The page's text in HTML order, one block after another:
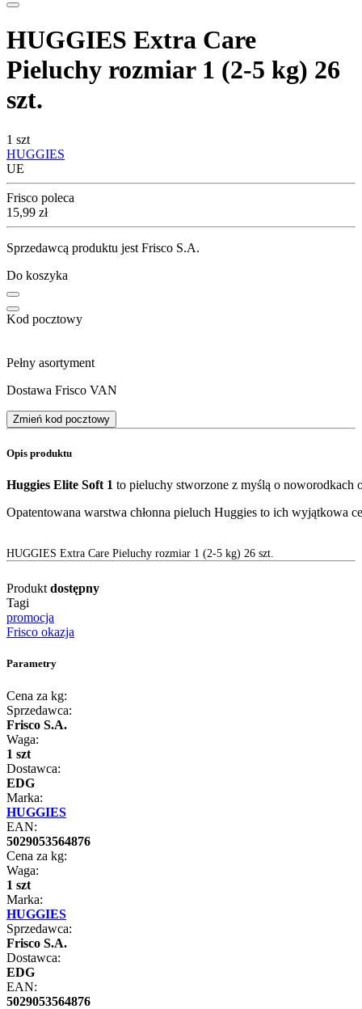
HUGGIES Extra Care
Pieluchy rozmiar 1 (2-5 kg) 26
szt.
1 szt
HUGGIES
UE
Frisco poleca
Cena
15,99 zł
Sprzedawcą produktu jest Frisco S.A.
Do koszyka
Kod pocztowy
Pełny asortyment
Dostawa Frisco VAN
Zmień kod pocztowy
Opis produktu
Huggies Elite Soft 1 to pieluchy stworzone z myślą o noworodkach
Opatentowana warstwa chłonna pieluch Huggies to ich wyjątkowa
HUGGIES Extra Care Pieluchy rozmiar 1 (2-5 kg) 26 szt.
Produkt dostępny
Tagi
promocja
Frisco okazja
Parametry
Cena za kg:
Sprzedawca:
Frisco S.A.
Waga:
1 szt
Dostawca:
EDG
Marka:
HUGGIES
EAN:
5029053564876
Cena za kg:
Waga:
1 szt
Marka:
HUGGIES
Sprzedawca:
Frisco S.A.
Dostawca:
EDG
EAN:
5029053564876